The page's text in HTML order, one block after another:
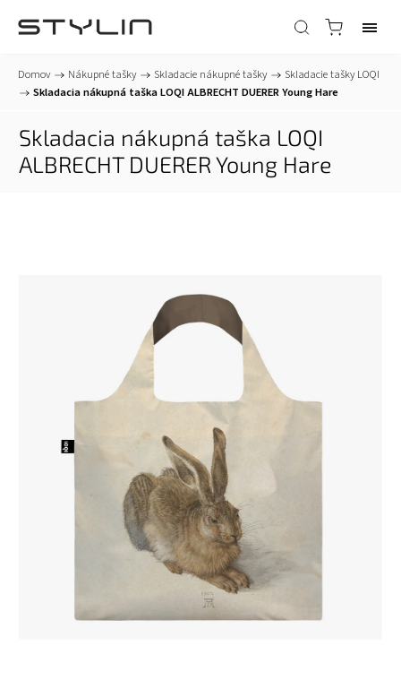
Domov / Nákupné tašky / Skladacie nákupné tašky /
Skladacie tašky LOQI
/
Skladacia nákupná taška LOQI ALBRECHT DUERER Young Hare
Skladacia nákupná taška LOQI
ALBRECHT DUERER Young Hare